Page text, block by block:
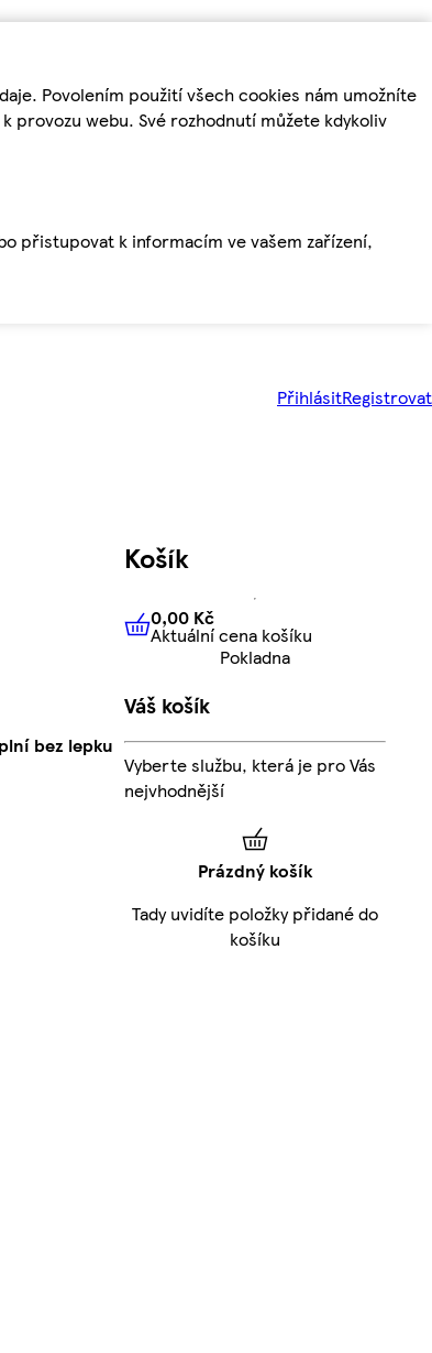
Povolením použití všech cookies nám umožníte
provozu webu. Své rozhodnutí můžete kdykoliv
přistupovat k informacím ve vašem zařízení,
PřihlásitRegistrovat
bez lepku
Košík
0,00 KčAktuální cena košíku
0,00 Kč
Aktuální cena košíku
Pokladna
Váš košík
Vyberte službu, která je pro Vás
nejvhodnější
Prázdný košík
Tady uvidíte položky přidané do
košíku